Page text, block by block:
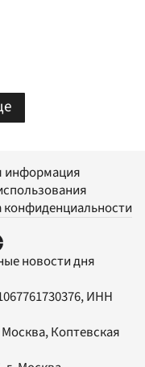
информация
конфиденциальности
новости дня
ИНН
Коптевская